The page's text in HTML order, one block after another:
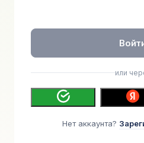
или
Нет аккаунта?